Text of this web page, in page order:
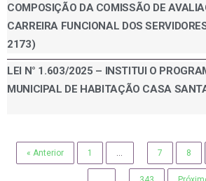
COMPOSIÇÃO DA COMISSÃO DE
CARREIRA FUNCIONAL DOS
2173)
LEI N° 1.603/2025 – INSTITUI O
MUNICIPAL DE HABITAÇÃO CASA
« Anterior 1 7 8